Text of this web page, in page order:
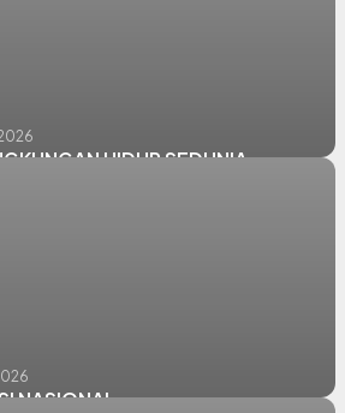
HIDUP SEDUNIA
NASIONAL